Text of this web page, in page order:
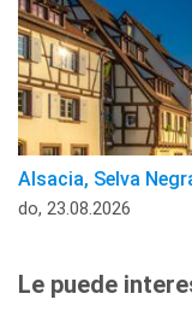
Alsacia, Selva
do, 23.08.2026
Le puede